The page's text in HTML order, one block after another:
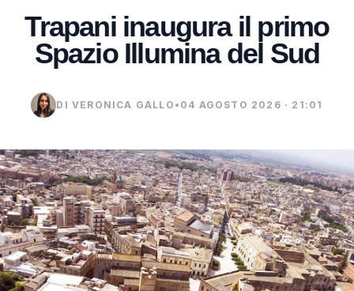
Trapani inaugura il primo
Spazio Illumina del Sud
DI VERONICA GALLO • 04 AGOSTO 2026 · 21:01